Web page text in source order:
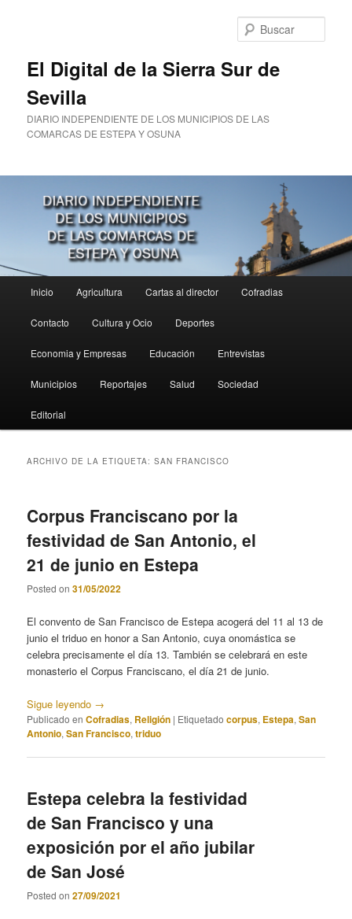
El Digital de la Sierra Sur de
Sevilla
DIARIO INDEPENDIENTE DE LOS MUNICIPIOS DE LAS
COMARCAS DE ESTEPA Y OSUNA
principal
Inicio Agricultura Cartas al director Cofradias
Contacto Cultura y Ocio Deportes
Economia y Empresas Educación Entrevistas
Municipios Reportajes Salud Sociedad
Editorial
ARCHIVO DE LA ETIQUETA:SAN FRANCISCO
Corpus Franciscano por la
festividad de San Antonio, el
21 de junio en Estepa
Posted on31/05/2022
El convento de San Francisco de Estepa acogerá del 11 al 13 de
junio el triduo en honor a San Antonio, cuya onomástica se
celebra precisamente el día 13. También se celebrará en este
monasterio el Corpus Franciscano, el día 21 de junio.
Sigue leyendo →
Publicado en Cofradias, Religión | Etiquetado corpus, Estepa,San
Antonio,San Francisco,triduo
Estepa celebra la festividad
de San Francisco y una
exposición por el año jubilar
de San José
Posted on27/09/2021